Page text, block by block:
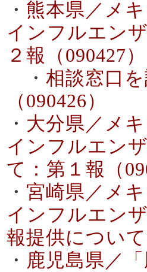
・ 熊本県／メ
インフルエン
２報（090427）
・ 相談窓口
（090426）
・ 大分県／メ
インフルエン
て：第１報（
・ 宮崎県／メ
インフルエン
報提供につい
・ 鹿児島県／